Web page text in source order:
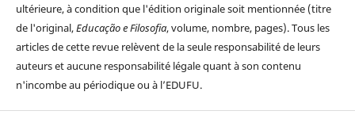
ultérieure, à condition que l'édition originale soit mentionnée (titre
de l'original,Educação e Filosofia, volume, nombre, pages). Tous les
articles de cette revue relèvent de la seule responsabilité de leurs
auteurs et aucune responsabilité légale quant à son contenu
n'incombe au périodique ou à l’EDUFU.